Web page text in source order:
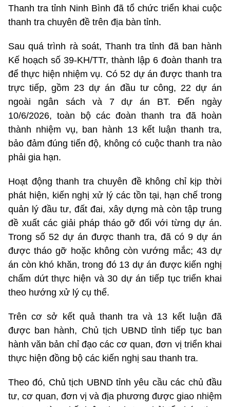
Thanh tra tỉnh Ninh Bình đã tổ chức triển khai cuộc
thanh tra chuyên đề trên địa bàn tỉnh.
Sau quá trình rà soát, Thanh tra tỉnh đã ban hành
Kế hoạch số 39-KH/TTr, thành lập 6 đoàn thanh tra
để thực hiện nhiệm vụ. Có 52 dự án được thanh tra
trực tiếp, gồm 23 dự án đầu tư công, 22 dự án
ngoài ngân sách và 7 dự án BT. Đến ngày
10/6/2026, toàn bộ các đoàn thanh tra đã hoàn
thành nhiệm vụ, ban hành 13 kết luận thanh tra,
bảo đảm đúng tiến độ, không có cuộc thanh tra nào
phải gia hạn.
Hoạt động thanh tra chuyên đề không chỉ kịp thời
phát hiện, kiến nghị xử lý các tồn tại, hạn chế trong
quản lý đầu tư, đất đai, xây dựng mà còn tập trung
đề xuất các giải pháp tháo gỡ đối với từng dự án.
Trong số 52 dự án được thanh tra, đã có 9 dự án
được tháo gỡ hoặc không còn vướng mắc; 43 dự
án còn khó khăn, trong đó 13 dự án được kiến nghị
chấm dứt thực hiện và 30 dự án tiếp tục triển khai
theo hướng xử lý cụ thể.
Trên cơ sở kết quả thanh tra và 13 kết luận đã
được ban hành, Chủ tịch UBND tỉnh tiếp tục ban
hành văn bản chỉ đạo các cơ quan, đơn vị triển khai
thực hiện đồng bộ các kiến nghị sau thanh tra.
Theo đó, Chủ tịch UBND tỉnh yêu cầu các chủ đầu
tư, cơ quan, đơn vị và địa phương được giao nhiệm